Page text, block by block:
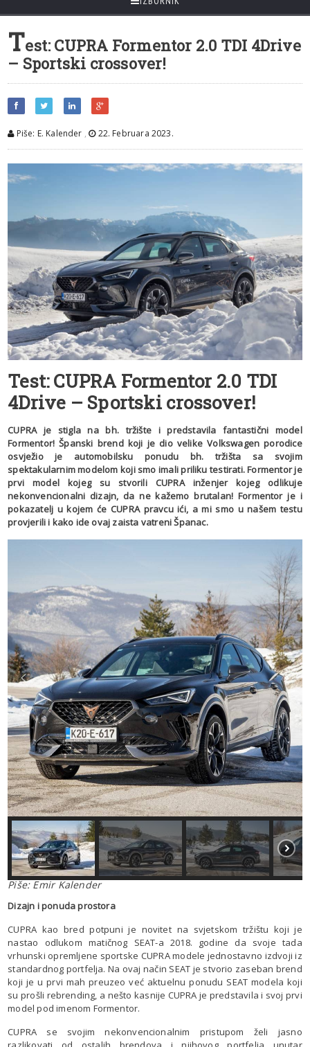
Test: CUPRA Formentor 2.0 TDI 4Drive
– Sportski crossover!
Piše: E. Kalender , 22. Februara 2023.
Test: CUPRA Formentor 2.0 TDI
4Drive – Sportski crossover!
CUPRA je stigla na bh. tržište i predstavila fantastični model
Formentor! Španski brend koji je dio velike Volkswagen porodice
osvježio je automobilsku ponudu bh. tržišta sa svojim
spektakularnim modelom koji smo imali priliku testirati. Formentor je
prvi model kojeg su stvorili CUPRA inženjer kojeg odlikuje
nekonvencionalni dizajn, da ne kažemo brutalan! Formentor je i
pokazatelj u kojem će CUPRA pravcu ići, a mi smo u našem testu
provjerili i kako ide ovaj zaista vatreni Španac.
Piše: Emir Kalender
Dizajn i ponuda prostora
CUPRA kao bred potpuni je novitet na svjetskom tržištu koji je
nastao odlukom matičnog SEAT-a 2018. godine da svoje tada
vrhunski opremljene sportske CUPRA modele jednostavno izdvoji iz
standardnog portfelja. Na ovaj način SEAT je stvorio zaseban brend
koji je u prvi mah preuzeo već aktuelnu ponudu SEAT modela koji
su prošli rebrending, a nešto kasnije CUPRA je predstavila i svoj prvi
model pod imenom Formentor.
CUPRA se svojim nekonvencionalnim pristupom želi jasno